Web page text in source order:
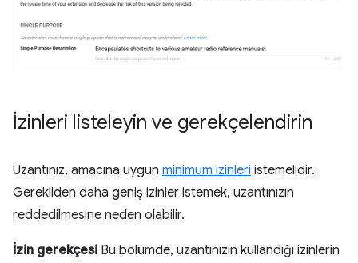
İzinleri listeleyin ve gerekçelendirin
Uzantınız, amacına uygun minimum izinleri istemelidir.
Gerekliden daha geniş izinler istemek, uzantınızın
reddedilmesine neden olabilir.
İzin gerekçesi Bu bölümde, uzantınızın kullandığı izinlerin